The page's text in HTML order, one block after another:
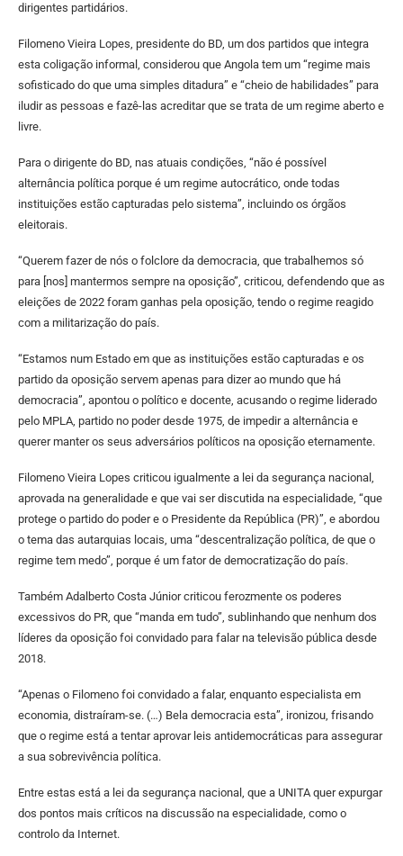
dirigentes partidários.
Filomeno Vieira Lopes, presidente do BD, um dos partidos que integra
esta coligação informal, considerou que Angola tem um “regime mais
sofisticado do que uma simples ditadura” e “cheio de habilidades” para
iludir as pessoas e fazê-las acreditar que se trata de um regime aberto e
livre.
Para o dirigente do BD, nas atuais condições, “não é possível
alternância política porque é um regime autocrático, onde todas
instituições estão capturadas pelo sistema”, incluindo os órgãos
eleitorais.
“Querem fazer de nós o folclore da democracia, que trabalhemos só
para [nos] mantermos sempre na oposição”, criticou, defendendo que as
eleições de 2022 foram ganhas pela oposição, tendo o regime reagido
com a militarização do país.
“Estamos num Estado em que as instituições estão capturadas e os
partido da oposição servem apenas para dizer ao mundo que há
democracia”, apontou o político e docente, acusando o regime liderado
pelo MPLA, partido no poder desde 1975, de impedir a alternância e
querer manter os seus adversários políticos na oposição eternamente.
Filomeno Vieira Lopes criticou igualmente a lei da segurança nacional,
aprovada na generalidade e que vai ser discutida na especialidade, “que
protege o partido do poder e o Presidente da República (PR)”, e abordou
o tema das autarquias locais, uma “descentralização política, de que o
regime tem medo”, porque é um fator de democratização do país.
Também Adalberto Costa Júnior criticou ferozmente os poderes
excessivos do PR, que “manda em tudo”, sublinhando que nenhum dos
líderes da oposição foi convidado para falar na televisão pública desde
2018.
“Apenas o Filomeno foi convidado a falar, enquanto especialista em
economia, distraíram-se. (…) Bela democracia esta”, ironizou, frisando
que o regime está a tentar aprovar leis antidemocráticas para assegurar
a sua sobrevivência política.
Entre estas está a lei da segurança nacional, que a UNITA quer expurgar
dos pontos mais críticos na discussão na especialidade, como o
controlo da Internet.